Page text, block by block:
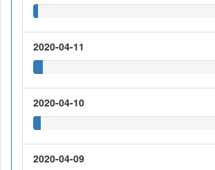
2020-04-11
2020-04-10
2020-04-09